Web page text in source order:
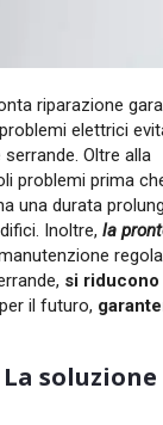
riparazione
elettrici
Oltre alla
problemi prima
una durata
Inoltre,la
si riducono
il futuro,
La